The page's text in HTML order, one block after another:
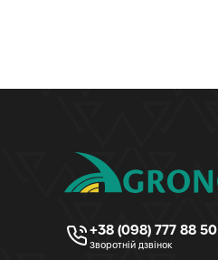
+38 (098) 777 88 50
Зворотній дзвінок